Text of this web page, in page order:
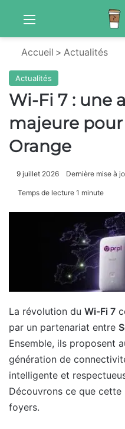
Menu
Accueil > Actualités
Actualités
Wi-Fi 7 : une
majeure pour
Orange
9 juillet 2026 Dernière mise à
Temps de lecture 1 minute
La révolution du Wi-Fi 7
par un partenariat entre
Ensemble, ils proposent
génération de
intelligente et
Découvrons ce que
foyers.